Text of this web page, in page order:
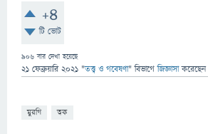
+4
টি ভোট
906 বার দেখা হয়েছে
21 ফেব্রুয়ারি 2021 "তত্ত্ব ও গবেষণা" বিভাগে জিজ্ঞাসাকরেছেন
মুরগি ত্বক